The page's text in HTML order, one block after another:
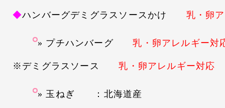
◆ハンバーグデミグラスソースかけ 乳・卵
プチハンバーグ乳・卵アレルギー対
※デミグラスソース 乳・卵アレルギー対応
玉ねぎ ：北海道産